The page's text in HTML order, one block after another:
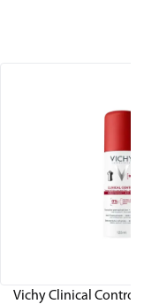
Vichy Clinical Control